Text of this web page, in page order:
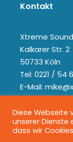
Kontakt
Xtreme
Kalkarer Str. 2
50733 Köln
Tel: 0221 / 54
E-Mail:
Diese Webseite
unserer Dienste
dass wir